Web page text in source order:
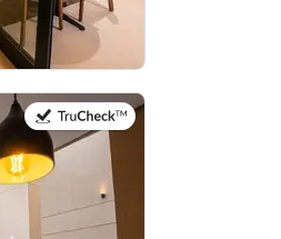
في:21 يوليو 2026